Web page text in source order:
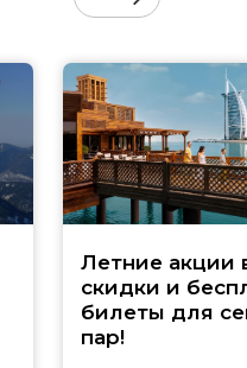
Летние акции
скидки и
билеты для
пар!